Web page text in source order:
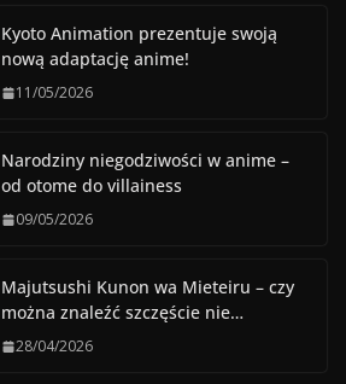
Kyoto Animation prezentuje swoją
nową adaptację anime!
11/05/2026
Narodziny niegodziwości w anime –
od otome do villainess
09/05/2026
Majutsushi Kunon wa Mieteiru – czy
można znaleźć szczęście nie…
28/04/2026